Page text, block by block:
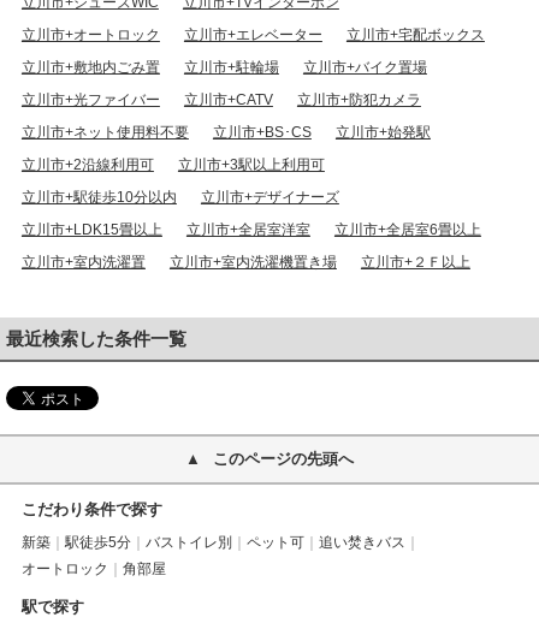
立川市+オートロック
立川市+エレベーター
立川市+宅配ボックス
立川市+敷地内ごみ置
立川市+駐輪場
立川市+バイク置場
立川市+光ファイバー
立川市+CATV
立川市+防犯カメラ
立川市+ネット使用料不要
立川市+BS･CS
立川市+始発駅
立川市+2沿線利用可
立川市+3駅以上利用可
立川市+駅徒歩10分以内
立川市+デザイナーズ
立川市+LDK15畳以上
立川市+全居室洋室
立川市+全居室6畳以上
立川市+室内洗濯置
立川市+室内洗濯機置き場 立川市+２Ｆ以上
最近検索した条件一覧
このページの先頭へ
こだわり条件で探す
新築 駅徒歩5分 バストイレ別 ペット可
追い焚きバス
オートロック
角部屋
駅で探す